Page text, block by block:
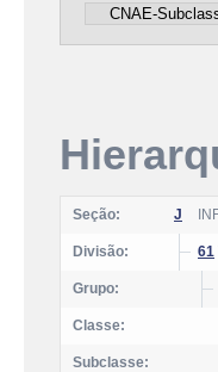
Seção: J
Divisão: 61
Grupo:
Classe:
Subclasse: